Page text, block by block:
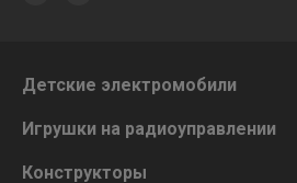
Детские электромобили
Игрушки на радиоуправлении
Конструкторы